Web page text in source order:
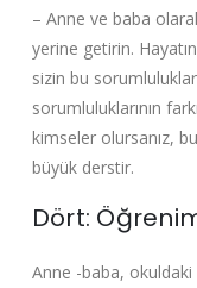
– Anne ve baba
yerine getirin.
sizin bu
sorumluluklarının
kimseler olursanız,
büyük derstir.
Dört:
Anne -baba, okuldaki